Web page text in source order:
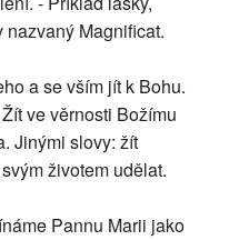
Magnificat.
a se vším jít k Bohu.
ve věrnosti Božímu
Jinými slovy: žít
životem udělat.
Pannu Marii jako